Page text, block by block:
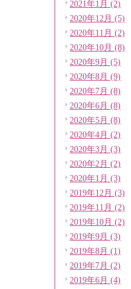
2021年1月 (2)
2020年12月 (5)
2020年11月 (2)
2020年10月 (8)
2020年9月 (5)
2020年8月 (9)
2020年7月 (8)
2020年6月 (8)
2020年5月 (8)
2020年4月 (2)
2020年3月 (3)
2020年2月 (2)
2020年1月 (3)
2019年12月 (3)
2019年11月 (2)
2019年10月 (2)
2019年9月 (3)
2019年8月 (1)
2019年7月 (2)
2019年6月 (4)